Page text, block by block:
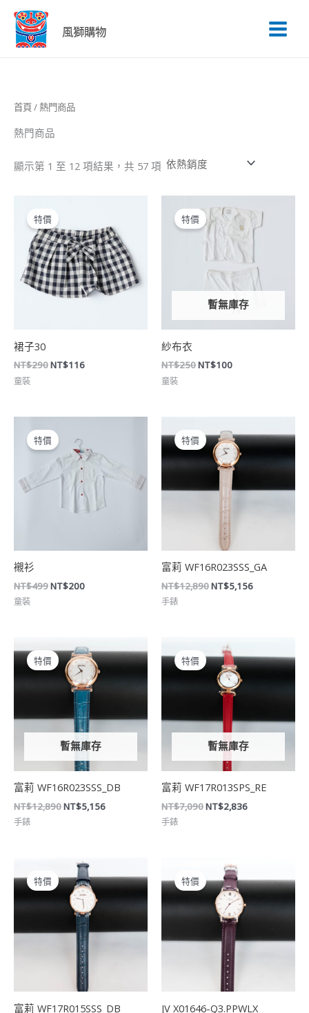
風獅購物
首頁/ 熱門商品
熱門商品
顯示第 1 至 12 項結果，共 57 項
特價
裙子30
NT$290
價
格：
NT$290。
NT$116
格：
NT$116。
童裝
暫無庫存
特價
紗布衣
NT$250
始
價
格：
NT$250。
NT$100
前
價
格：
NT$100。
童裝
特價
襯衫
NT$499
始
價
格：
NT$499。
NT$200
格：
童裝
特價
富莉 WF16R023SSS_GA
NT$12,890
始
價
格：
NT$12,890。
NT$5,156
前
價
格：
手錶
暫無庫存
特價
富莉 WF16R023SSS_DB
NT$12,890
始
價
格：
NT$12,890。
NT$5,156
前
價
手錶
暫無庫存
特價
富莉 WF17R013SPS_RE
NT$7,090
始
價
格：
NT$7,090。
NT$2,836
前
價
手錶
特價
富莉 WF17R015SSS_DB
始
價
格：
NT$7,490。
前
價
特價
JV X01646-Q3.PPWLX
價
格：
NT$4,500。
價